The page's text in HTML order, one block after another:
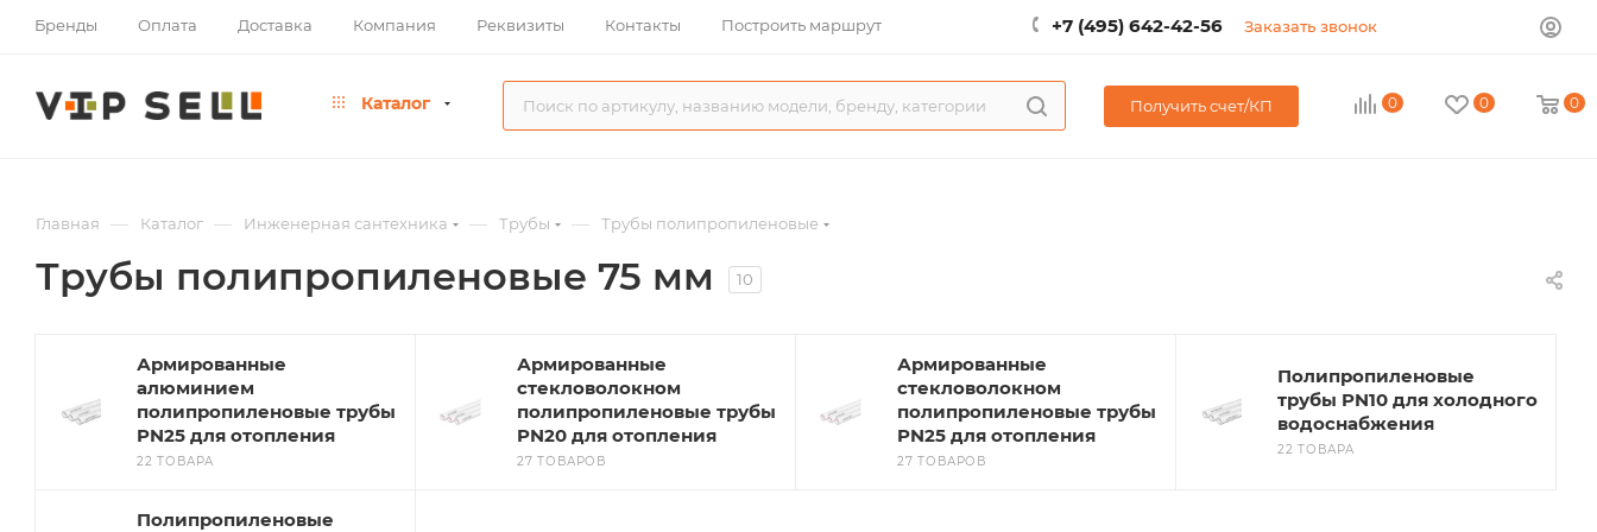
Бренды Оплата Доставка Компания Реквизиты Контакты Построить маршрут +7 (495) 642-42-56 Заказать звонок
Каталог Получить счет/КП 0 0 0
Главная — Каталог — Инженерная сантехника — Трубы — Трубы полипропиленовые
Трубы полипропиленовые 75 мм 10
Армированные
алюминием
полипропиленовые трубы
PN25 для отопления
22 ТОВАРА
Армированные
стекловолокном
полипропиленовые трубы
PN20 для отопления
27 ТОВАРОВ
Армированные
стекловолокном
полипропиленовые трубы
PN25 для отопления
27 ТОВАРОВ
Полипропиленовые
трубы PN10 для холодного
водоснабжения
22 ТОВАРА
Полипропиленовые